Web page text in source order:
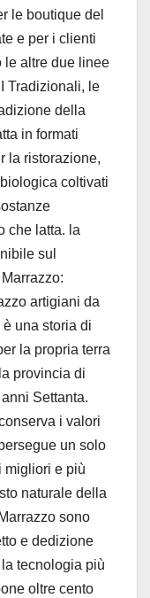
le boutique del
e per i clienti
le altre due linee
Tradizionali, le
della
in formati
la ristorazione,
coltivati
che latta. la
sul
artigiani da
una storia di
la propria terra
provincia di
Settanta.
i valori
un solo
migliori e più
naturale della
sono
e dedizione
tecnologia più
oltre cento